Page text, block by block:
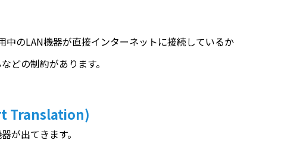
のLAN機器が直接インターネットに接続しているか
どの制約があります。
Translation)
が出てきます。